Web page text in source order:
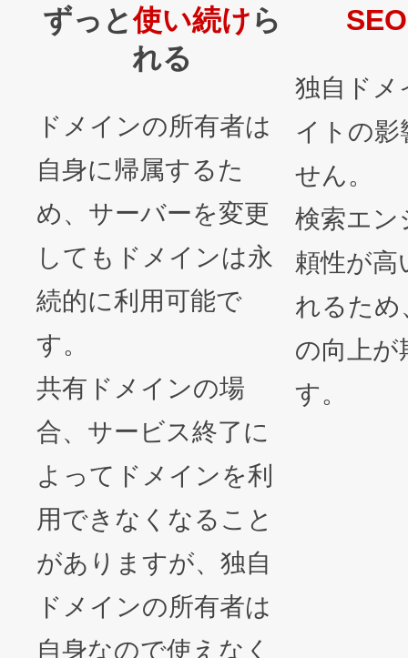
ずっと使い続けら
れる
ドメインの所有者は
自身に帰属するた
め、サーバーを変更
してもドメインは永
続的に利用可能で
す。
共有ドメインの場
合、サービス終了に
よってドメインを利
用できなくなること
がありますが、独自
ドメインの所有者は
自身なので使えなく
SEO
独自ドメ
イトの影
せん。
検索エン
頼性が高
れるため
の向上が
す。